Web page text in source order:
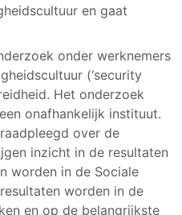
en gaat
onder werknemers
(‘security
Het onderzoek
onafhankelijk instituut.
over de
inzicht in de resultaten
worden in de Sociale
worden in de
en op de belangrijkste